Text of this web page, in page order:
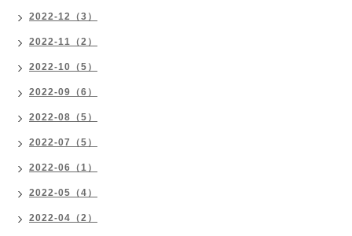
2022-12（3）
2022-11（2）
2022-10（5）
2022-09（6）
2022-08（5）
2022-07（5）
2022-06（1）
2022-05（4）
2022-04（2）